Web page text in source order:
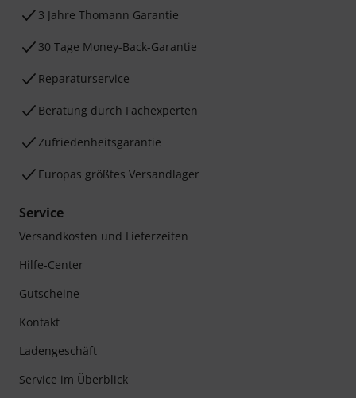
3 Jahre Thomann Garantie
30 Tage Money-Back-Garantie
Reparaturservice
Beratung durch Fachexperten
Zufriedenheitsgarantie
Europas größtes Versandlager
Service
Versandkosten und Lieferzeiten
Hilfe-Center
Gutscheine
Kontakt
Ladengeschäft
Service im Überblick